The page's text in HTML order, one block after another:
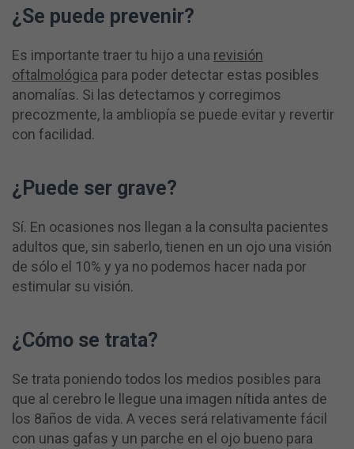
¿Se puede prevenir?
Es importante traer tu hijo a una revisión
oftalmológica para poder detectar estas posibles
anomalías. Si las detectamos y corregimos
precozmente, la ambliopía se puede evitar y revertir
con facilidad.
¿Puede ser grave?
Sí. En ocasiones nos llegan a la consulta pacientes
adultos que, sin saberlo, tienen en un ojo una visión
de sólo el 10% y ya no podemos hacer nada por
estimular su visión.
¿Cómo se trata?
Se trata poniendo todos los medios posibles para
que al cerebro le llegue una imagen nítida antes de
los 8años de vida. A veces será relativamente fácil
con unas gafas y un parche en el ojo bueno para